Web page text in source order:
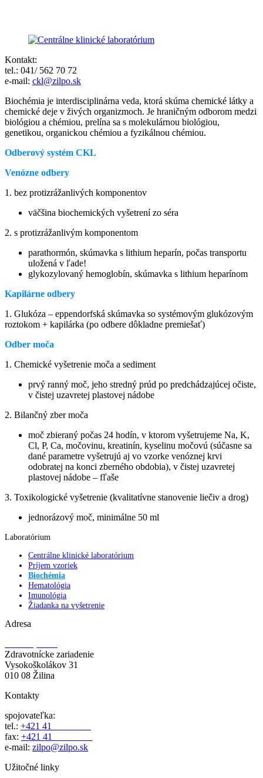
Kontakt:
tel.: 041/ 562 70 72
e-mail: ckl@zilpo.sk
Biochémia je interdisciplinárna veda, ktorá skúma chemické látky a
chemické deje v živých organizmoch. Je hraničným odborom medzi
biológiou a chémiou, prelína sa s molekulárnou biológiou,
genetikou, organickou chémiou a fyzikálnou chémiou.
Odberový systém CKL
Venózne odbery
1. bez protizrážanlivých komponentov
väčšina biochemických vyšetrení zo séra
2. s protizrážanlivým komponentom
parathormón, skúmavka s lithium heparín, počas transportu
uložená v ľade!
glykozylovaný hemoglobín, skúmavka s lithium heparínom
Kapilárne odbery
1. Glukóza – eppendorfská skúmavka so systémovým glukózovým
roztokom + kapilárka (po odbere dôkladne premiešať)
Odber moča
1. Chemické vyšetrenie moča a sediment
prvý ranný moč, jeho stredný prúd po predchádzajúcej očiste,
v čistej uzavretej plastovej nádobe
2. Bilančný zber moča
moč zbieraný počas 24 hodín, v ktorom vyšetrujeme Na, K,
Cl, P, Ca, močovinu, kreatinín, kyselinu močovú (súčasne sa
dané parametre vyšetrujú aj vo vzorke venóznej krvi
odobratej na konci zberného obdobia), v čistej uzavretej
plastovej nádobe – fľaše
3. Toxikologické vyšetrenie (kvalitatívne stanovenie liečiv a drog)
jednorázový moč, minimálne 50 ml
Laboratórium
Centrálne klinické laboratórium
Príjem vzoriek
Biochémia
Hematológia
Imunológia
Žiadanka na vyšetrenie
Adresa
Zdravotnícke zariadenie
Vysokoškolákov 31
010 08 Žilina
Kontakty
spojovateľka:
tel.: +421 41
fax: +421 41
e-mail: zilpo@zilpo.sk
Užitočné linky